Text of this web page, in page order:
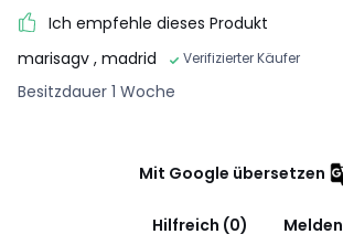
Ich empfehle dieses Produkt
marisagv , madrid Verifizierter Käufer
Besitzdauer 1 Woche
Mit Google übersetzen
Hilfreich (0)
Melden